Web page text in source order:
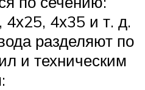
4х35 и т. д.
разделяют по
и техническим